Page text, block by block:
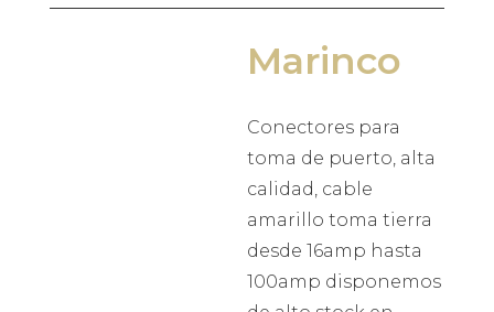
Marinco
Conectores para
toma de puerto, alta
calidad, cable
amarillo toma tierra
desde 16amp hasta
100amp disponemos